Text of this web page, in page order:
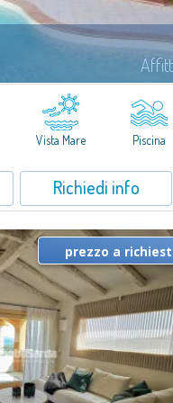
di Porto Rafael, sorge Villa Hugo,
Rafael, affascinante proprietà
panoramica...
Vista Mare Piscina
Richiedi info
prezzo a